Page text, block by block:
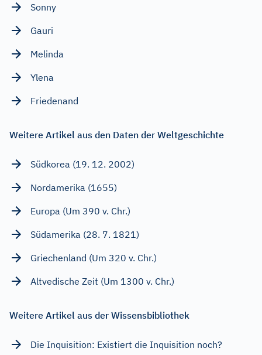
Sonny
Gauri
Melinda
Ylena
Friedenand
Weitere Artikel aus den Daten der Weltgeschichte
Südkorea (19. 12. 2002)
Nordamerika (1655)
Europa (Um 390 v. Chr.)
Südamerika (28. 7. 1821)
Griechenland (Um 320 v. Chr.)
Altvedische Zeit (Um 1300 v. Chr.)
Weitere Artikel aus der Wissensbibliothek
Die Inquisition: Existiert die Inquisition noch?